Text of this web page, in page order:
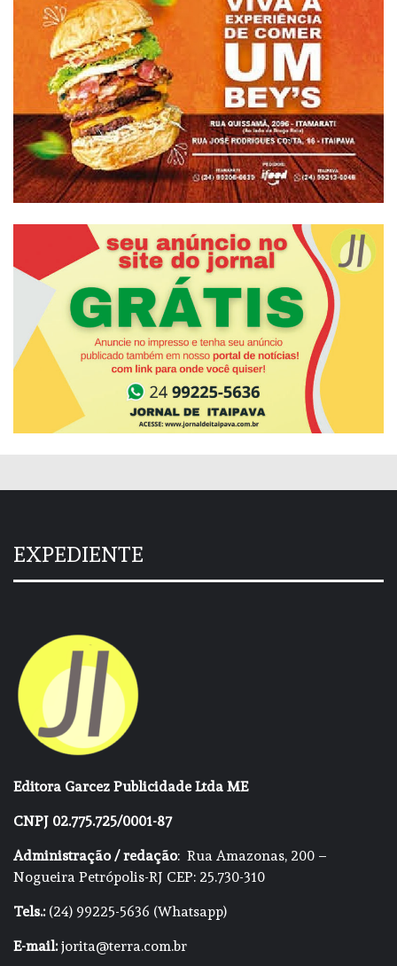
EXPEDIENTE
Editora Garcez Publicidade Ltda ME
CNPJ 02.775.725/0001-87
Administração / redação: Rua Amazonas, 200 –
Nogueira Petrópolis-RJ CEP: 25.730-310
Tels.:(24) 99225-5636 (Whatsapp)
E-mail:jorita@terra.com.br